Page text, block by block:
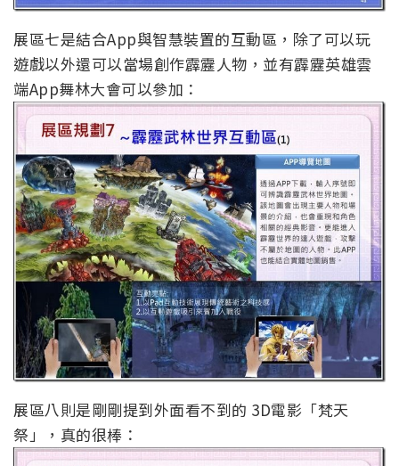
展區七是結合App與智慧裝置的互動區，除了可以玩
遊戲以外還可以當場創作霹靂人物，並有霹靂英雄雲
端App舞林大會可以參加：
展區八則是剛剛提到外面看不到的 3D電影「梵天
祭」，真的很棒：